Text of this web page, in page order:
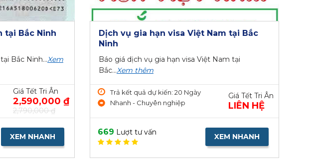
tại Bắc Ninh
Bắc Ninh...Xem
Giá Tết Tri Ân
2,590,000 ₫
2,790,000 ₫
XEM NHANH
Dịch vụ gia hạn visa Việt Nam tại Bắc
Ninh
Báo giá dịch vụ gia hạn visa Việt Nam tại
Bắc...Xem thêm
Trả kết quả dự kiến: 20 Ngày
Nhanh - Chuyên nghiệp
Giá Tết Tri Ân
LIÊN HỆ
669 Lượt tư vấn XEM NHANH